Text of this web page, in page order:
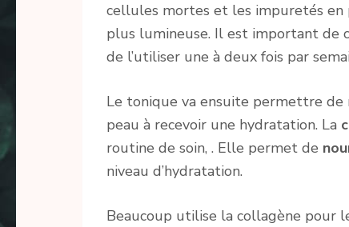
cellules mortes et les impuretés
plus lumineuse. Il est important de
de l’utiliser une à deux fois par
Le tonique va ensuite permettre
peau à recevoir une hydratation. La
routine de soin, . Elle permet de
niveau d’hydratation.
Beaucoup utilise la collagène pour